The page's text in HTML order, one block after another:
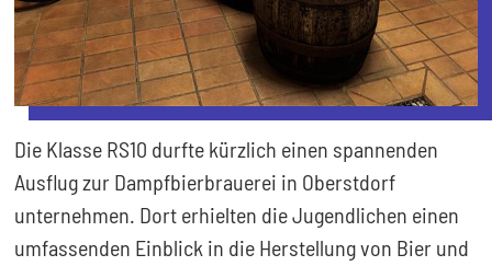
Die Klasse RS10 durfte kürzlich einen spannenden
Ausflug zur Dampfbierbrauerei in Oberstdorf
unternehmen. Dort erhielten die Jugendlichen einen
umfassenden Einblick in die Herstellung von Bier und